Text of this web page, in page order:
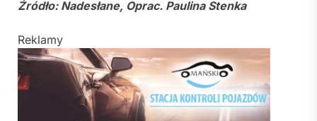
Źródło: Nadesłane, Oprac. Paulina Stenka
Reklamy